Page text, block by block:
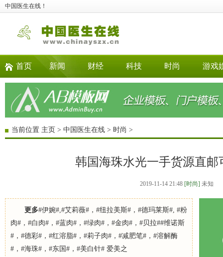
中国医生在线！
首页 新闻 财经 科技 时尚 游戏
当前位置 主页 > 中国医生在线 > 时尚 >
韩国海珠水光一手货源直邮
2019-11-14 21:48 [时尚] 未知
更多#伊婉#,#艾莉薇#，#纽拉美斯#，#德玛莱斯#, #粉
肉#，#白肉#，#蓝肉#，#绿肉#，#金肉#，#贝拉##维诺斯
#，#德彩#，#红溶脂#，#莉子肉#，#减肥笔#，#溶解酶
#，#海珠#，#东国#，#美白针# 爱美之